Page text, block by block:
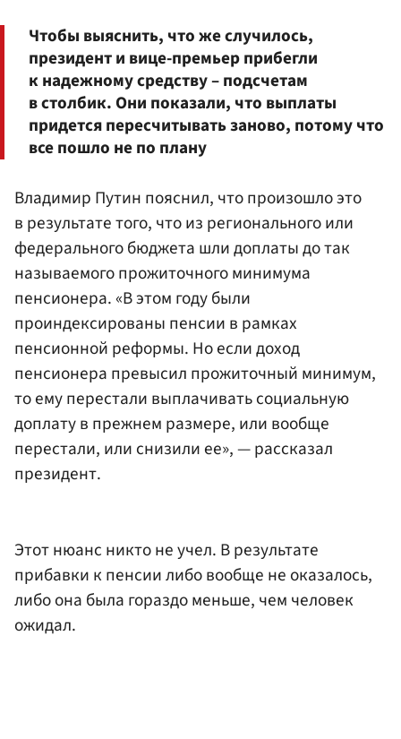
Чтобы выяснить, что же случилось,
президент и вице-премьер прибегли
к надежному средству – подсчетам
в столбик. Они показали, что выплаты
придется пересчитывать заново, потому что
все пошло не по плану
Владимир Путин пояснил, что произошло это
в результате того, что из регионального или
федерального бюджета шли доплаты до так
называемого прожиточного минимума
пенсионера. «В этом году были
проиндексированы пенсии в рамках
пенсионной реформы. Но если доход
пенсионера превысил прожиточный минимум,
то ему перестали выплачивать социальную
доплату в прежнем размере, или вообще
перестали, или снизили ее», — рассказал
президент.
Этот нюанс никто не учел. В результате
прибавки к пенсии либо вообще не оказалось,
либо она была гораздо меньше, чем человек
ожидал.